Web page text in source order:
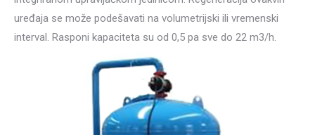
uređaja se može podešavati na volumetrijski ili vremenski
interval. Rasponi kapaciteta su od 0,5 pa sve do 22 m3/h.